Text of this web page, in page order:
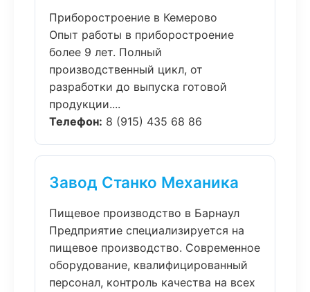
Приборостроение в Кемерово
Опыт работы в приборостроение
более 9 лет. Полный
производственный цикл, от
разработки до выпуска готовой
продукции....
Телефон: 8 (915) 435 68 86
Завод Станко Механика
Пищевое производство в Барнаул
Предприятие специализируется на
пищевое производство. Современное
оборудование, квалифицированный
персонал, контроль качества на всех